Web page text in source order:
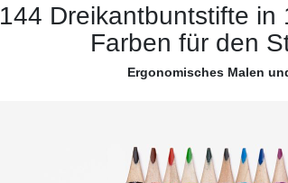
144 Dreikantbuntstifte in
Farben für den
Ergonomisches Malen